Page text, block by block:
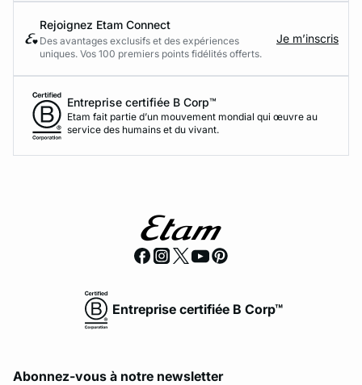
Rejoignez Etam Connect
Des avantages exclusifs et des expériences
uniques. Vos 100 premiers points fidélités offerts.
Je m’inscris
Entreprise certifiée B Corp™
Etam fait partie d’un mouvement mondial qui œuvre au
service des humains et du vivant.
Entreprise certifiée B Corp™
Abonnez-vous à notre newsletter